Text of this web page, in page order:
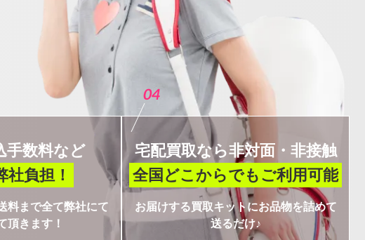
手数料など
負担！
料まで全て弊社にて
頂きます！
04
宅配買取なら非対面・非接触
全国どこからでもご利用可能
お届けする買取キットにお品物を詰めて
送るだけ♪